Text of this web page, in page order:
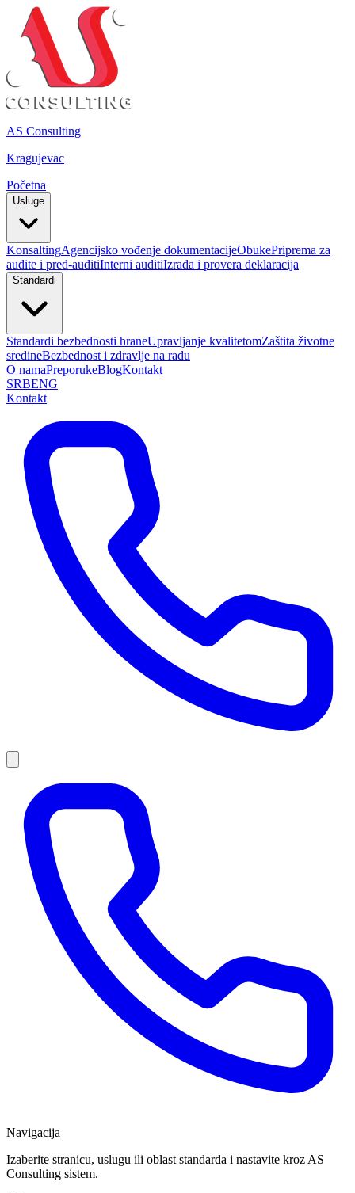
AS Consulting
Kragujevac
Početna
Usluge
KonsaltingAgencijsko vođenje dokumentacijeObukePriprema za
audite i pred-auditiInterni auditiIzrada i provera deklaracija
Standardi
Standardi bezbednosti hraneUpravljanje kvalitetomZaštita životne
sredineBezbednost i zdravlje na radu
O namaPreporukeBlogKontakt
SRBENG
Kontakt
Navigacija
Izaberite stranicu, uslugu ili oblast standarda i nastavite kroz AS
Consulting sistem.